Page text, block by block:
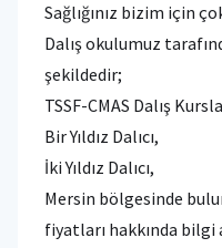
Sağlığınız bizim için
Dalış okulumuz
şekildedir;
TSSF-CMAS Dalış
Bir Yıldız Dalıcı,
İki Yıldız Dalıcı,
Mersin bölgesinde
fiyatları hakkında